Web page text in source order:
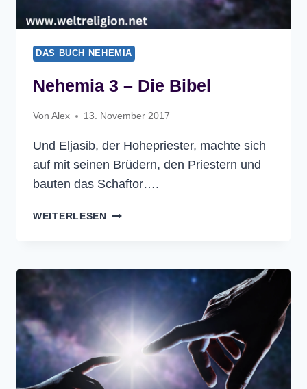
DAS BUCH NEHEMIA
Nehemia 3 – Die Bibel
Von Alex 13. November 2017
Und Eljasib, der Hohepriester, machte sich
auf mit seinen Brüdern, den Priestern und
bauten das Schaftor….
WEITERLESEN NEHEMIA